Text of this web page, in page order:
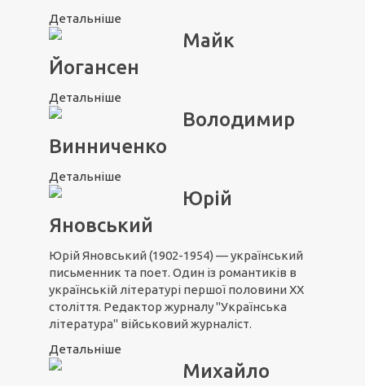
Детальніше
Майк
Йогансен
Детальніше
Володимир
Винниченко
Детальніше
Юрій
Яновський
Юрій Яновський (1902-1954) — український
письменник та поет. Один із романтиків в
українській літературі першої половини ХХ
століття. Редактор журналу "Українська
література" військовий журналіст.
Детальніше
Михайло